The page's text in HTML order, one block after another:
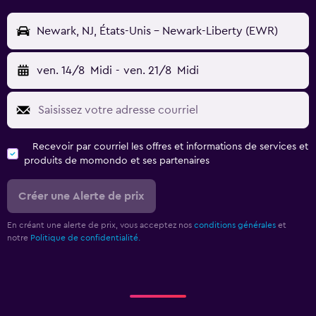
Newark, NJ, États-Unis - Newark-Liberty (EWR)
ven. 14/8 Midi - ven. 21/8 Midi
Recevoir par courriel les offres et informations de services et
produits de momondo et ses partenaires
Créer une Alerte de prix
En créant une alerte de prix, vous acceptez nos conditions générales et
notre Politique de confidentialité.